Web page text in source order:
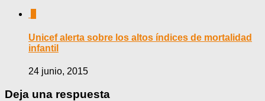
Unicef alerta sobre los altos índices de mortalidad
infantil
24 junio, 2015
Deja una respuesta